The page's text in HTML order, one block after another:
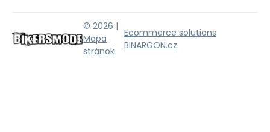
© 2026 |
Mapa
stránok
Ecommerce solutions
BINARGON.cz